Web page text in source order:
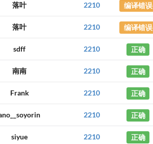
落叶 2210 编译错误
落叶 2210 编译错误
sdff 2210 正确
南南 2210 正确
Frank 2210 正确
2210 正确
siyue 2210 正确